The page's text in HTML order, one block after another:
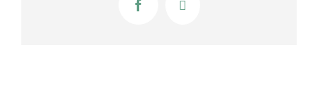
Facebook
X